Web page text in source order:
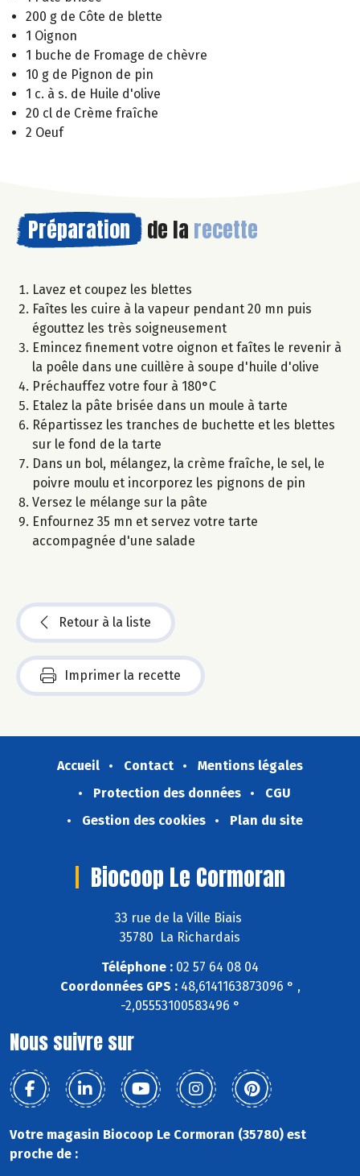
200 g de Côte de blette
1 Oignon
1 buche de Fromage de chèvre
10 g de Pignon de pin
1 c. à s. de Huile d'olive
20 cl de Crème fraîche
2 Oeuf
Préparation de la recette
Lavez et coupez les blettes
Faîtes les cuire à la vapeur pendant 20 mn puis
égouttez les très soigneusement
Emincez finement votre oignon et faîtes le revenir à
la poêle dans une cuillère à soupe d'huile d'olive
Préchauffez votre four à 180°C
Etalez la pâte brisée dans un moule à tarte
Répartissez les tranches de buchette et les blettes
sur le fond de la tarte
Dans un bol, mélangez, la crème fraîche, le sel, le
poivre moulu et incorporez les pignons de pin
Versez le mélange sur la pâte
Enfournez 35 mn et servez votre tarte
accompagnée d'une salade
Retour à la liste
Imprimer la recette
Accueil Contact
Mentions légales
Protection des données
CGU
Gestion des cookies
Plan du site
Biocoop Le Cormoran
33 rue de la Ville Biais
35780 La Richardais
Téléphone : 02 57 64 08 04
Coordonnées GPS :48,6141163873096 ° ,
-2,05553100583496 °
Nous suivre sur
Votre magasin Biocoop Le Cormoran (35780) est
proche de :